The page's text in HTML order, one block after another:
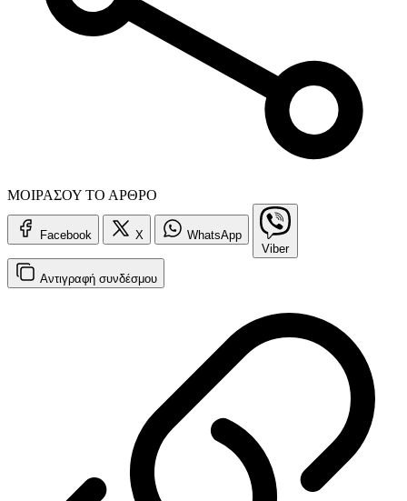
ΜΟΙΡΑΣΟΥ ΤΟ ΑΡΘΡΟ
Facebook X
WhatsApp
Viber
Αντιγραφή συνδέσμου